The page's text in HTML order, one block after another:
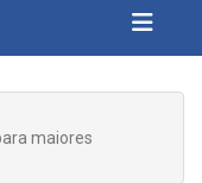
maiores